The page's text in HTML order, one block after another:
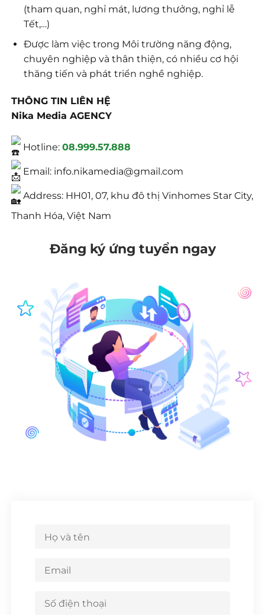
(tham quan, nghỉ mát, lương thưởng, nghỉ lễ
Tết,…)
Được làm việc trong Môi trường năng động,
chuyên nghiệp và thân thiện, có nhiều cơ hội
thăng tiến và phát triển nghề nghiệp.
THÔNG TIN LIÊN HỆ
Nika Media AGENCY
Hotline:08.999.57.888
Email: info.nikamedia@gmail.com
Address: HH01, 07, khu đô thị Vinhomes Star City,
Thanh Hóa, Việt Nam
Đăng ký ứng tuyển ngay